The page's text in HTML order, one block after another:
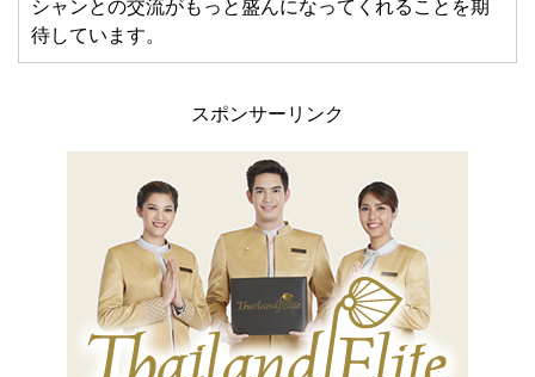
シャンとの交流がもっと盛んになってくれることを期
待しています。
スポンサーリンク